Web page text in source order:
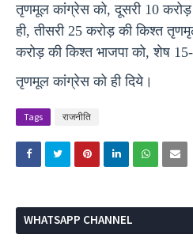
तृणमूल कांग्रेस को, दूसरी 10
ही, तीसरी 25 करोड़ की किश्त
करोड़ की किश्त भाजपा को, शेष
तृणमूल कांग्रेस को ही दिये।
Tags राजनीति
WHATSAPP CHANNEL